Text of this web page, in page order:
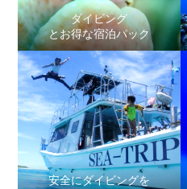
ダイビング
とお得な宿泊パック
安全にダイビングを